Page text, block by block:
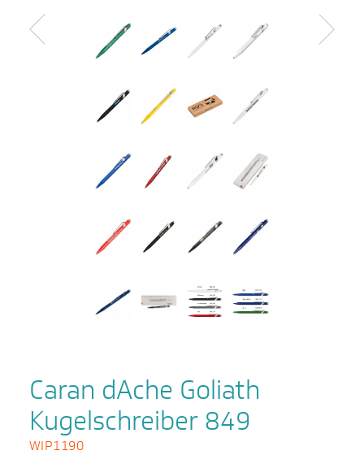
Zurück Weiter
Caran dAche Goliath
Kugelschreiber 849
WIP1190